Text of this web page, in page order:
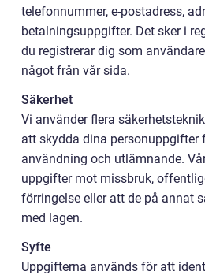
telefonnummer, e-postadress,
betalningsuppgifter. Det sker i
du registrerar dig som
något från vår sida.
Säkerhet
Vi använder flera
att skydda dina personuppgifter
användning och utlämnande.
uppgifter mot missbruk,
förringelse eller att de på annat
med lagen.
Syfte
Uppgifterna används för att